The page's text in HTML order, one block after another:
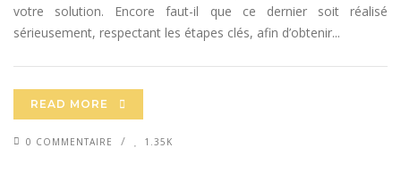
votre solution. Encore faut-il que ce dernier soit réalisé
sérieusement, respectant les étapes clés, afin d’obtenir...
READ MORE
0 COMMENTAIRE 1.35K